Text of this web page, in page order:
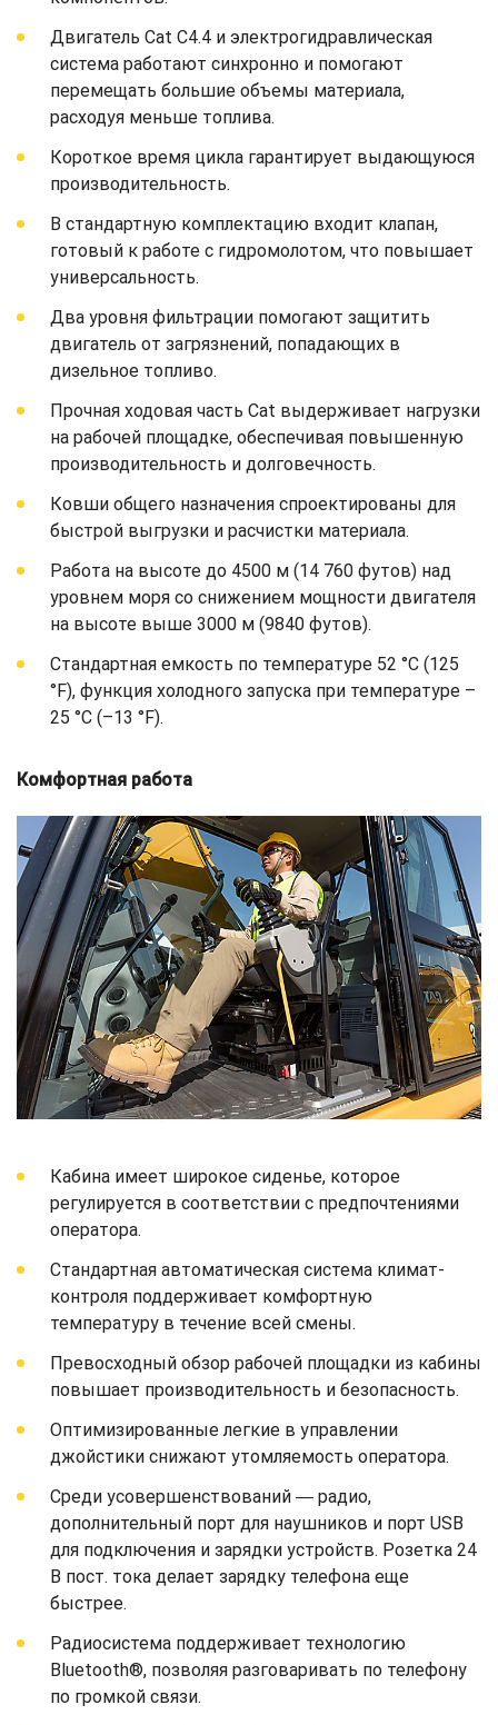
Двигатель Cat C4.4 и электрогидравлическая
система работают синхронно и помогают
перемещать большие объемы материала,
расходуя меньше топлива.
Короткое время цикла гарантирует выдающуюся
производительность.
В стандартную комплектацию входит клапан,
готовый к работе с гидромолотом, что повышает
универсальность.
Два уровня фильтрации помогают защитить
двигатель от загрязнений, попадающих в
дизельное топливо.
Прочная ходовая часть Cat выдерживает нагрузки
на рабочей площадке, обеспечивая повышенную
производительность и долговечность.
Ковши общего назначения спроектированы для
быстрой выгрузки и расчистки материала.
Работа на высоте до 4500 м (14 760 футов) над
уровнем моря со снижением мощности двигателя
на высоте выше 3000 м (9840 футов).
Стандартная емкость по температуре 52 °C (125
°F), функция холодного запуска при температуре –
25 °C (–13 °F).
Комфортная работа
Кабина имеет широкое сиденье, которое
регулируется в соответствии с предпочтениями
оператора.
Стандартная автоматическая система климат-
контроля поддерживает комфортную
температуру в течение всей смены.
Превосходный обзор рабочей площадки из кабины
повышает производительность и безопасность.
Оптимизированные легкие в управлении
джойстики снижают утомляемость оператора.
Среди усовершенствований ― радио,
дополнительный порт для наушников и порт USB
для подключения и зарядки устройств. Розетка 24
В пост. тока делает зарядку телефона еще
быстрее.
Радиосистема поддерживает технологию
Bluetooth®, позволяя разговаривать по телефону
по громкой связи.